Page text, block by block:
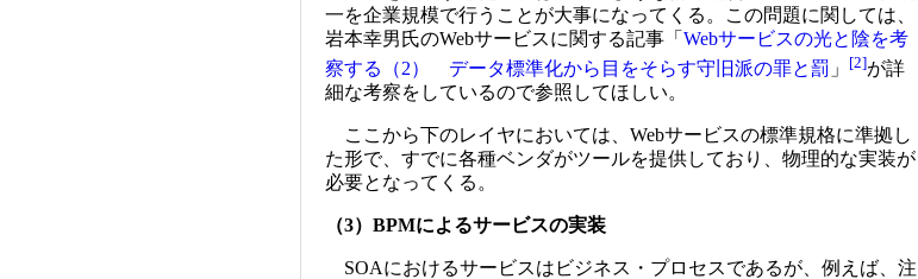
一を企業規模で行うことが大事になってくる。この問題に関しては、
岩本幸男氏のWebサービスに関する記事「 Webサービスの光と陰を考
察する（2） データ標準化から目をそらす守旧派の罪と罰 」 [2]が詳
細な考察をしているので参照してほしい。
ここから下のレイヤにおいては、Webサービスの標準規格に準拠し
た形で、すでに各種ベンダがツールを提供しており、物理的な実装が
必要となってくる。
（3）BPMによるサービスの実装
SOAにおけるサービスはビジネス・プロセスであるが、例えば、注